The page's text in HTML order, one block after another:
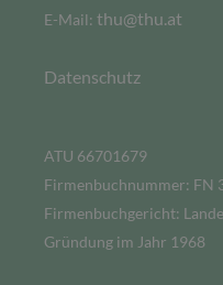
E-Mail: thu@thu.at
Datenschutz
ATU 66701679
Firmenbuchnummer: FN
Firmenbuchgericht:
Gründung im Jahr 1968